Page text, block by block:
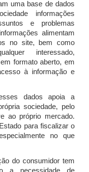
uma base de dados
informações
e problemas
alimentam
no site, bem como
interessado,
formato aberto, em
à informação e
dados apoia a
sociedade, pelo
ao próprio mercado.
para fiscalizar o
no que
do consumidor tem